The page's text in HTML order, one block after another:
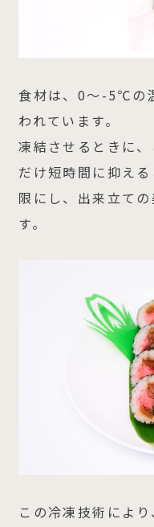
食材は、0～-5℃の
われています。
凍結させるときに
だけ短時間に抑え
限にし、出来立て
す。
この冷凍技術によ